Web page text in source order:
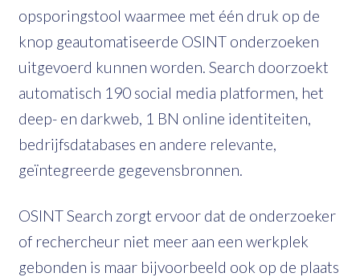
opsporingstool waarmee met één druk op de
knop geautomatiseerde OSINT onderzoeken
uitgevoerd kunnen worden. Search doorzoekt
automatisch 190 social media platformen, het
deep- en darkweb, 1 BN online identiteiten,
bedrijfsdatabases en andere relevante,
geïntegreerde gegevensbronnen.
OSINT Search zorgt ervoor dat de onderzoeker
of rechercheur niet meer aan een werkplek
gebonden is maar bijvoorbeeld ook op de plaats